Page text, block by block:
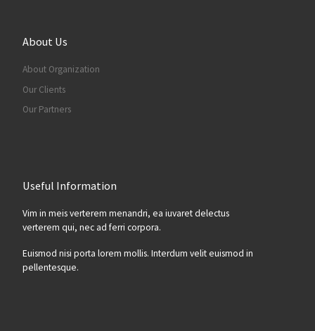
About Us
About Organization
Our Clients
Our Partners
Useful Information
Vim in meis verterem menandri, ea iuvaret delectus
verterem qui, nec ad ferri corpora.
Euismod nisi porta lorem mollis. Interdum velit euismod in
pellentesque.